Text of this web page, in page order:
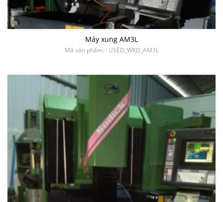
Máy xung AM3L
Mã sản phẩm: : USED_WKD_AM3L